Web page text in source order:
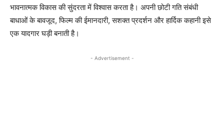
भावनात्मक विकास की सुंदरता में विश्वास करता है। अपनी छोटी गति संबंधी
बाधाओं के बावजूद, फिल्म की ईमानदारी, सशक्त प्रदर्शन और हार्दिक कहानी इसे
एक यादगार घड़ी बनाती है।
- Advertisement -